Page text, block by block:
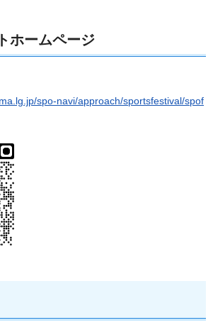
ホームページ
spo-navi/approach/sportsfestival/spof